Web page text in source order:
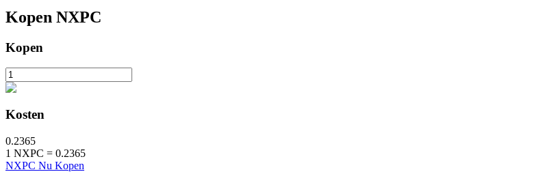
Uitzetten
Kopen NXPC
Kopen
Kosten
0.2365
1 NXPC = 0.2365
NXPC Nu Kopen